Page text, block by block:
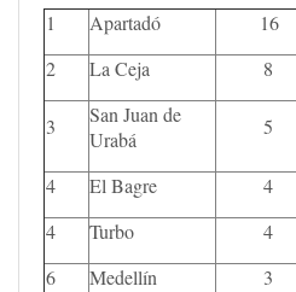
1 Apartadó 16
2
La Ceja 8
3
San Juan de
Urabá
5
4 El Bagre 4
4
Turbo 4
6
Medellín 3